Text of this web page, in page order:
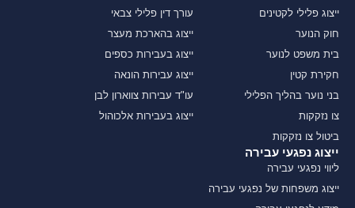
ייצוג פלילי לקטינים
חוק הנוער
בית משפט לנוער
חקירת קטין
בני נוער בהליך הפלילי
צו נזקקות
ביטול צו נזקקות
עורך דין פלילי צבאי
ייצוג בהארכת מעצר
ייצוג בעבירות כספים
ייצוג עבירות הונאה
עו"ד עבירות צווארון לבן
ייצוג בעבירות אלכוהול
ייצוג נפגעי עבירה
ליווי נפגעי עבירה
ייצוג משפחות של נפגעי עבירה